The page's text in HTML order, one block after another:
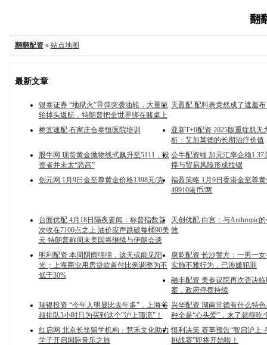
翻
翻翻配资» 站点地图
最新文章
银泰证券 “地狱火”导弹突袭油轮，大量巨
轮掉头返航，特朗普把全世界绑在赌桌上
天盈配 配料表竟然成了遮羞
桥宜速配 石家庄合泰恒医院培训
亚新T+0配资 2025版重症肌无
析：艾加莫德的长期治疗价值
股牛网 现货黄金抛物线式飙升至5111，投
资者并未太“恐高”
公牛配资端 加元汇率企稳1.37
撑与贸易风险形成拉锯
创元网 1月9日金至尊黄金价格1398元/克
福盈策略 1月9日香港金至尊
49910港币/两
台面优配 4月18日隔夜要闻：标普指数首
次收在7100点之上 油价应声跌破每桶90美
元 特朗普称周末美国将继续与伊朗会谈
天创优配 白宫：与Anthropic
效
明利配资 本周阴雨绵绵，这天或能见阳
光；上海商业用房贷款首付比例调整为不
低于30%
康乾配资 长沙警方：一男一
实施不雅行为，已涉嫌犯罪
融丰配资 美参议院再次否决
案，政府停摆持续
瑞银投资 “今年人明显比去年多”，上海爷
叔排队3小时只为买到这个“沪上顶流”！
兴华配资 湖南常德有什么特
种全是“心头爱”，来了就得吃
红启网 北京长笛留学机构：慧禾文化助力
学子开启国际音乐之旅
恒利决策 赛事预告“智启沪上
挑战赛”即将开始啦！